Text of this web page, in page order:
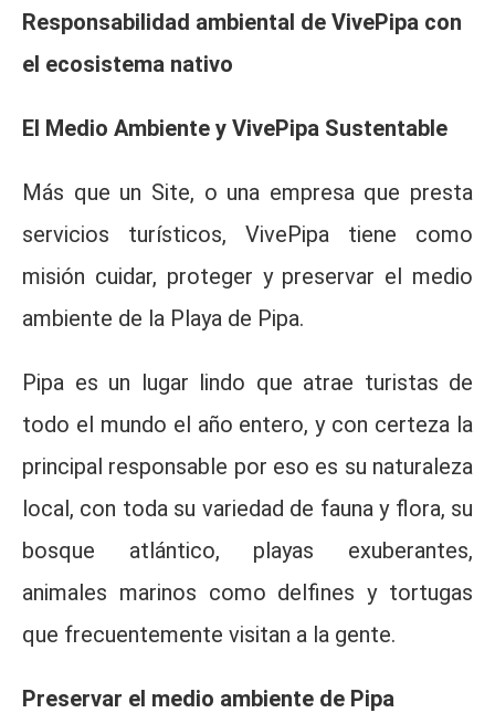
Responsabilidad ambiental de VivePipa con
el ecosistema nativo
El Medio Ambiente y VivePipa Sustentable
Más que un Site, o una empresa que presta
servicios turísticos, VivePipa tiene como
misión cuidar, proteger y preservar el medio
ambiente de la Playa de Pipa.
Pipa es un lugar lindo que atrae turistas de
todo el mundo el año entero, y con certeza la
principal responsable por eso es su naturaleza
local, con toda su variedad de fauna y flora, su
bosque atlántico, playas exuberantes,
animales marinos como delfines y tortugas
que frecuentemente visitan a la gente.
Preservar el medio ambiente de Pipa